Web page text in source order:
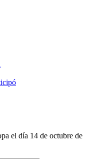
el día 14 de octubre de